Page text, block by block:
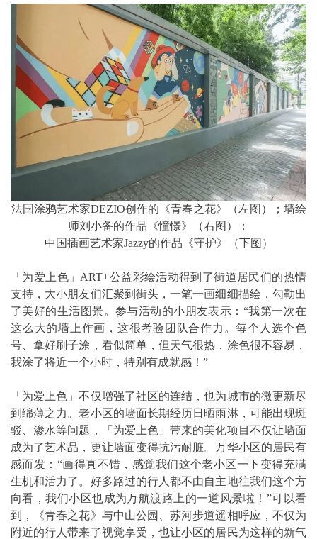
法国涂鸦艺术家DEZIO创作的《青春之花》（左图）；墙绘
师刘小备的作品《憧憬》（右图）；
中国插画艺术家Jazzy的作品《守护》（下图）
「为爱上色」ART+公益彩绘活动得到了街道居民们的热情
支持，大小朋友们汇聚到街头，一笔一画细细描绘，勾勒出
了美好的生活图景。参与活动的小朋友表示：“我第一次在
这么大的墙上作画，这很考验团队合作力。每个人选个色
号、拿好刷子涂，看似简单，但天气很热，涂色很不容易，
我涂了将近一个小时，特别有成就感！”
「为爱上色」不仅增强了社区的连结，也为城市的微更新尽
到绵薄之力。老小区的墙面长期经历日晒雨淋，可能出现斑
驳、渗水等问题，「为爱上色」带来的美化项目不仅让墙面
成为了艺术品，更让墙面变得抗污耐脏。万华小区的居民有
感而发：“画得真不错，感觉我们这个老小区一下变得充满
生机和活力了。好多路过的行人都不由自主地往我们这个方
向看，我们小区也成为万航渡路上的一道风景啦！”可以看
到，《青春之花》与中山公园、苏河步道遥相呼应，不仅为
附近的行人带来了视觉享受，也让小区的居民为这样的新气